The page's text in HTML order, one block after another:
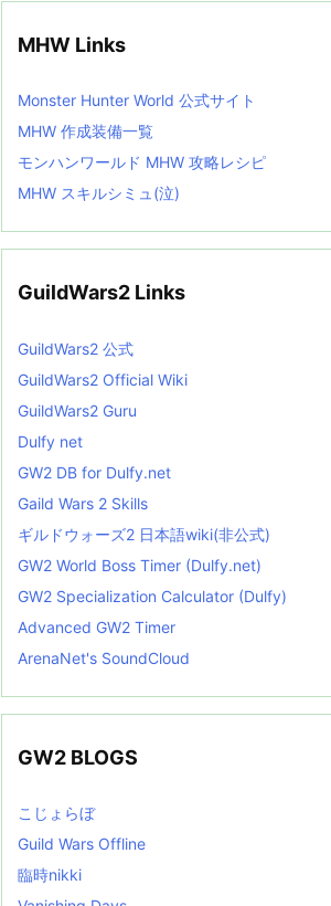
MHW Links
Monster Hunter World 公式サイト
MHW 作成装備一覧
モンハンワールド MHW 攻略レシピ
MHW スキルシミュ(泣)
GuildWars2 Links
GuildWars2 公式
GuildWars2 Official Wiki
GuildWars2 Guru
Dulfy net
GW2 DB for Dulfy.net
Gaild Wars 2 Skills
ギルドウォーズ2 日本語wiki(非公式)
GW2 World Boss Timer (Dulfy.net)
GW2 Specialization Calculator (Dulfy)
Advanced GW2 Timer
ArenaNet's SoundCloud
GW2 BLOGS
こじょらぼ
Guild Wars Offline
臨時nikki